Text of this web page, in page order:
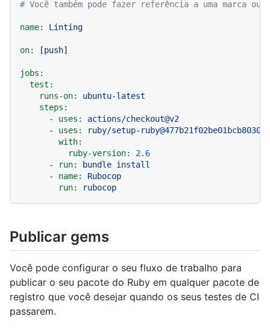
# Você também pode fazer referência a uma marca
name: Linting
on: [push]
jobs:
test:
runs-on:
ubuntu-latest
steps:
-
uses:
actions/checkout@v2
-
uses:
ruby/setup-
with:
ruby-version:
2.6
-
run: bundle install
-
name:
Rubocop
run:
rubocop
Publicar gems
Você pode configurar o seu fluxo de trabalho para
publicar o seu pacote do Ruby em qualquer pacote de
registro que você desejar quando os seus testes de CI
passarem.